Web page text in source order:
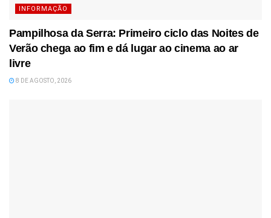
INFORMAÇÃO
Pampilhosa da Serra: Primeiro ciclo das Noites de
Verão chega ao fim e dá lugar ao cinema ao ar
livre
8 DE AGOSTO, 2026